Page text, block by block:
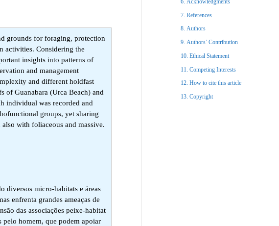
grounds for foraging, protection
activities. Considering the
insights into patterns of
and management
and different holdfast
of Guanabara (Urca Beach) and
individual was recorded and
groups, yet sharing
with foliaceous and massive.
diversos micro-habitats e áreas
enfrenta grandes ameaças de
das associações peixe-habitat
pelo homem, que podem apoiar
References​
Authors
Authors’ Contribution
Ethical Statement​
Competing Interests
How to cite this article
Copyright​